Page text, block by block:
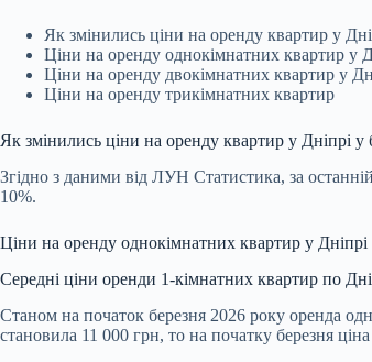
Як змінились ціни на оренду квартир у
Ціни на оренду однокімнатних квартир у
Ціни на оренду двокімнатних квартир у
Ціни на оренду трикімнатних квартир
Як змінились ціни на оренду квартир у Дніпрі у
Згідно з даними від ЛУН Статистика, за
10%.
Ціни на оренду однокімнатних квартир у Дніпрі
Середні ціни оренди 1-кімнатних квартир по
Станом на початок березня 2026 року оренда
становила 11 000 грн, то на початку березня